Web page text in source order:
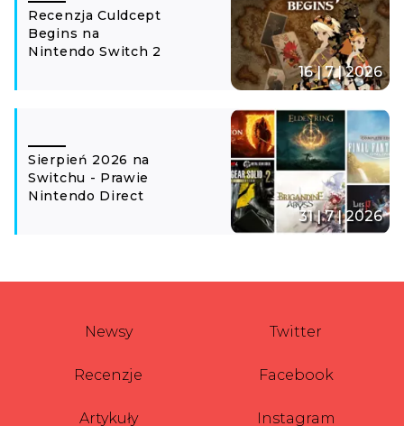
Recenzja Culdcept
Begins na
Nintendo Switch 2
16 | 7 | 2026
Sierpień 2026 na
Switchu - Prawie
Nintendo Direct
31 | 7 | 2026
Newsy
Recenzje
Artykuły
Twitter
Facebook
Instagram